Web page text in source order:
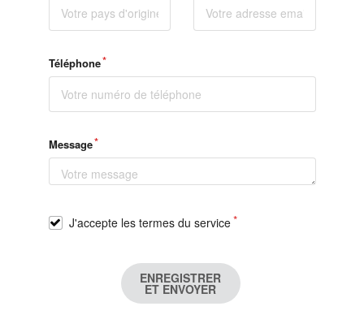
Téléphone
Message
J'accepte les termes du service
ENREGISTRER
ET ENVOYER